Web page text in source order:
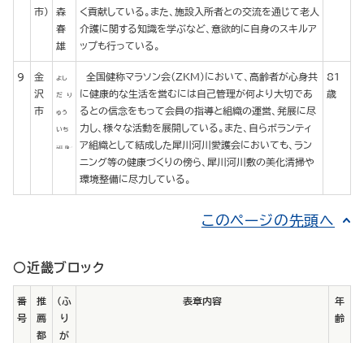
市)
森
春
雄
く貢献している。また、施設入所者との交流を通じて老人
介護に関する知識を学ぶなど、意欲的に自身のスキルア
ップも行っている。
9
金
沢
市
よし
だ り
ゅう
いち
全国健称マラソン会（ＺＫＭ）において、高齢者が心身共
に健康的な生活を営むには自己管理が何より大切であ
るとの信念をもって会員の指導と組織の運営、発展に尽
力し、様々な活動を展開している。また、自らボランティ
ア組織として結成した犀川河川愛護会においても、ラン
ニング等の健康づくりの傍ら、犀川河川敷の美化清掃や
環境整備に尽力している。
81
歳
このページの先頭へ
○近畿ブロック
番
号
推
薦
都
（ふ
り
が
表章内容
年
齢